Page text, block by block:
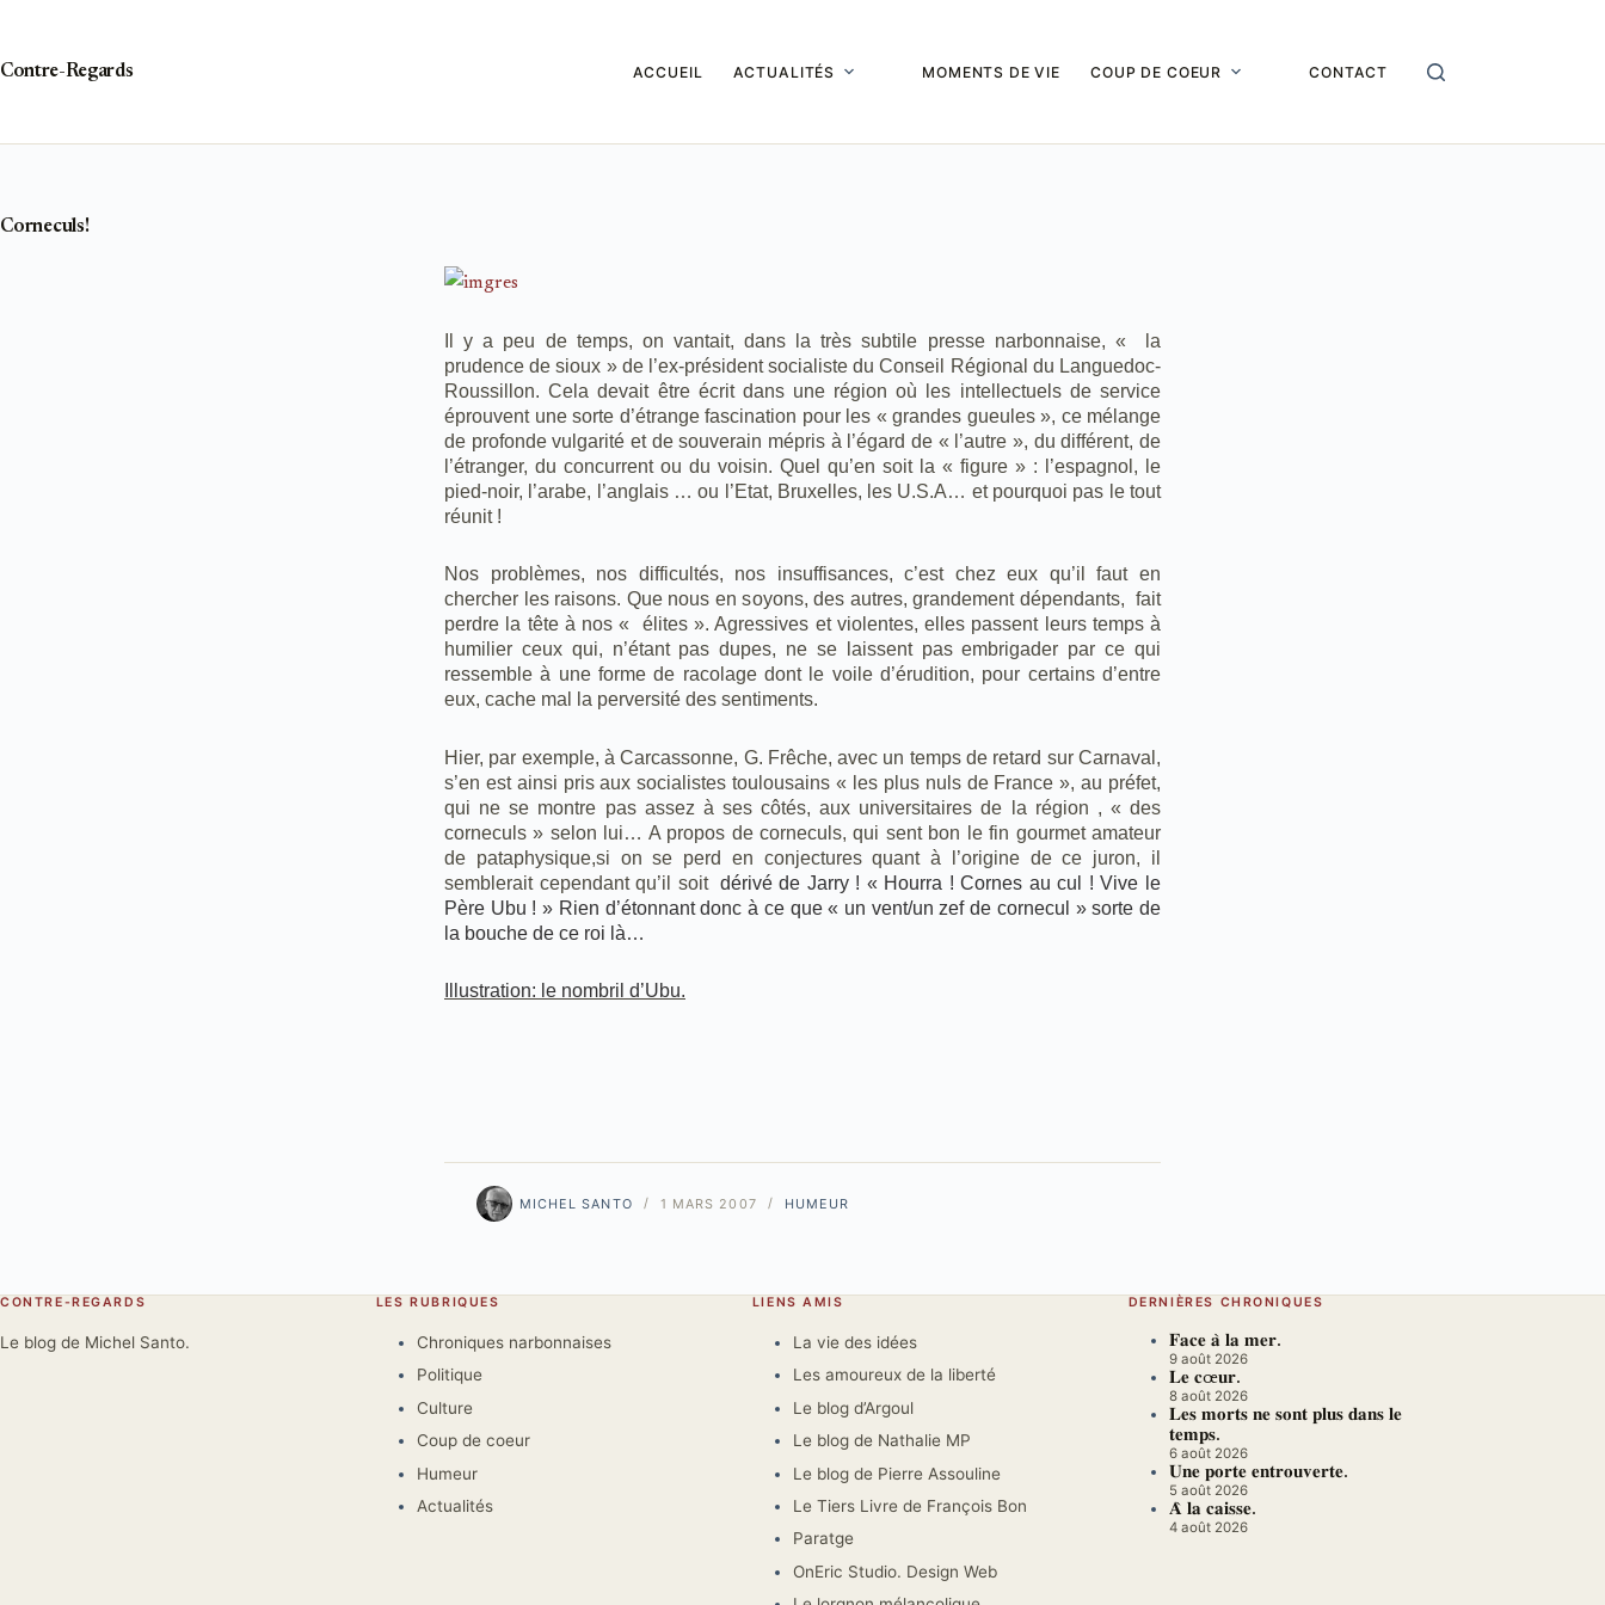
Contre-Regards
ACCUEIL ACTUALITÉS MOMENTS DE VIE COUP DE COEUR CONTACT
Corneculs!
Il y a peu de temps, on vantait, dans la très subtile presse narbonnaise, « la
prudence de sioux » de l’ex-président socialiste du Conseil Régional du Languedoc-
Roussillon. Cela devait être écrit dans une région où les intellectuels de service
éprouvent une sorte d’étrange fascination pour les « grandes gueules », ce mélange
de profonde vulgarité et de souverain mépris à l’égard de « l’autre », du différent, de
l’étranger, du concurrent ou du voisin. Quel qu’en soit la « figure » : l’espagnol, le
pied-noir, l’arabe, l’anglais … ou l’Etat, Bruxelles, les U.S.A… et pourquoi pas le tout
réunit !
Nos problèmes, nos difficultés, nos insuffisances, c’est chez eux qu’il faut en
chercher les raisons. Que nous en soyons, des autres, grandement dépendants, fait
perdre la tête à nos « élites ». Agressives et violentes, elles passent leurs temps à
humilier ceux qui, n’étant pas dupes, ne se laissent pas embrigader par ce qui
ressemble à une forme de racolage dont le voile d’érudition, pour certains d’entre
eux, cache mal la perversité des sentiments.
Hier, par exemple, à Carcassonne, G. Frêche, avec un temps de retard sur Carnaval,
s’en est ainsi pris aux socialistes toulousains « les plus nuls de France », au préfet,
qui ne se montre pas assez à ses côtés, aux universitaires de la région , « des
corneculs » selon lui… A propos de corneculs, qui sent bon le fin gourmet amateur
de pataphysique,si on se perd en conjectures quant à l’origine de ce juron, il
semblerait cependant qu’il soit dérivé de Jarry ! « Hourra ! Cornes au cul ! Vive le
Père Ubu ! » Rien d’étonnant donc à ce que « un vent/un zef de cornecul » sorte de
la bouche de ce roi là…
Illustration: le nombril d’Ubu.
MICHEL SANTO 1 MARS 2007 HUMEUR
CONTRE-REGARDS
Le blog de Michel Santo.
LES RUBRIQUES
Chroniques narbonnaises
Politique
Culture
Coup de coeur
Humeur
Actualités
LIENS AMIS
La vie des idées
Les amoureux de la liberté
Le blog d’Argoul
Le blog de Nathalie MP
Le blog de Pierre Assouline
Le Tiers Livre de François Bon
Paratge
OnEric Studio. Design Web
DERNIÈRES CHRONIQUES
𝐅𝐚𝐜𝐞 𝐚̀ 𝐥𝐚 𝐦𝐞𝐫.
9 août 2026
𝐋𝐞 𝐜œ𝐮𝐫.
8 août 2026
𝐋𝐞𝐬 𝐦𝐨𝐫𝐭𝐬 𝐧𝐞 𝐬𝐨𝐧𝐭 𝐩𝐥𝐮𝐬 𝐝𝐚𝐧𝐬 𝐥𝐞
𝐭𝐞𝐦𝐩𝐬.
6 août 2026
𝐔𝐧𝐞 𝐩𝐨𝐫𝐭𝐞 𝐞𝐧𝐭𝐫𝐨𝐮𝐯𝐞𝐫𝐭𝐞.
5 août 2026
𝐀̀ 𝐥𝐚 𝐜𝐚𝐢𝐬𝐬𝐞.
4 août 2026